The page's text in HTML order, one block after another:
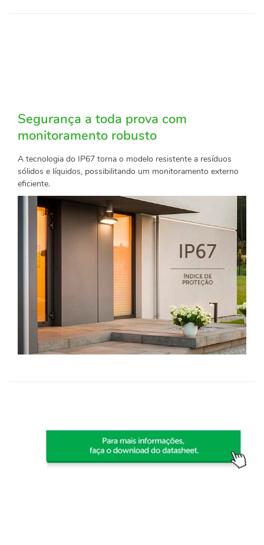
Segurança a toda prova com
monitoramento robusto
A tecnologia do IP67 torna o modelo resistente a resíduos
sólidos e líquidos, possibilitando um monitoramento externo
eficiente.